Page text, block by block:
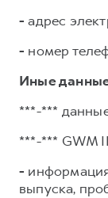
- адрес
- номер
Иные
***-***
***-*** GWM
-
выпуска,